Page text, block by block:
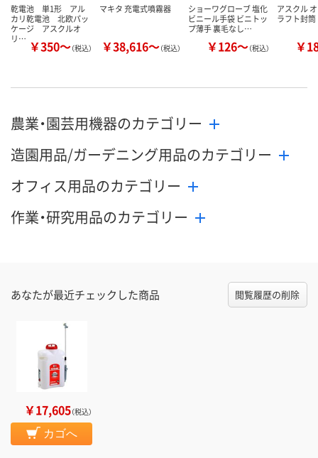
乾電池 単1形 アル
カリ乾電池 北欧パッ
ケージ アスクルオ
リ… ￥350～（税込）
マキタ 充電式噴霧器
￥38,616～（税込）
ショーワグローブ 塩化
ビニール手袋 ビニトッ
プ薄手 裏毛なし…
￥126～（税込）
アスクル
ラフト封
￥
農業・園芸用機器のカテゴリー
造園用品/ガーデニング用品のカテゴリー
オフィス用品のカテゴリー
作業・研究用品のカテゴリー
あなたが最近チェックした商品 閲覧履歴の削除
￥17,605（税込）
カゴへ